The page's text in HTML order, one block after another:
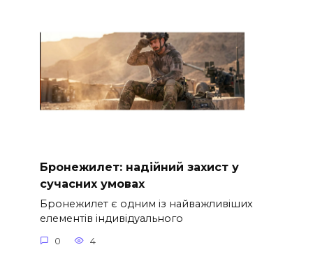
Бронежилет: надійний захист у
сучасних умовах
Бронежилет є одним із найважливіших
елементів індивідуального
0 4